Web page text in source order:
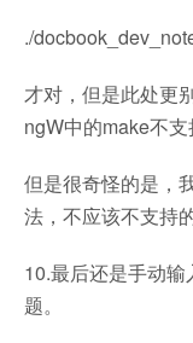
./
才对，但是此处更
ngW中的make不支
但是很奇怪的是，
法，不应该不支持的
10.最后还是手动
题。